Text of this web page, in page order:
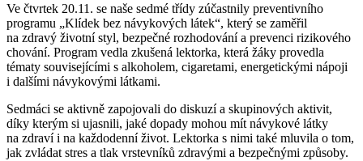
Ve čtvrtek 20.11. se naše sedmé třídy zúčastnily preventivního
programu „Klídek bez návykových látek“, který se zaměřil
na zdravý životní styl, bezpečné rozhodování a prevenci rizikového
chování. Program vedla zkušená lektorka, která žáky provedla
tématy souvisejícími s alkoholem, cigaretami, energetickými nápoji
i dalšími návykovými látkami.
Sedmáci se aktivně zapojovali do diskuzí a skupinových aktivit,
díky kterým si ujasnili, jaké dopady mohou mít návykové látky
na zdraví i na každodenní život. Lektorka s nimi také mluvila o tom,
jak zvládat stres a tlak vrstevníků zdravými a bezpečnými způsoby.